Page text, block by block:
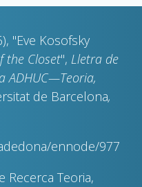
"Eve Kosofsky
the Closet", Lletra de
ADHUC—Teoria,
de Barcelona,
ennode/977
Recerca Teoria,